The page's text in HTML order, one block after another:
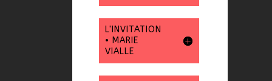
L'INVITATION
• MARIE
VIALLE